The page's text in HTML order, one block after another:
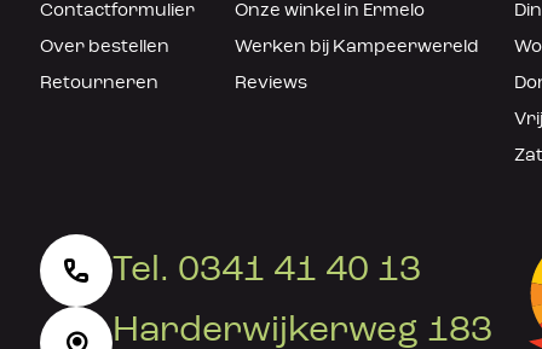
Contactformulier
Over bestellen
Retourneren
Onze winkel in Ermelo
Werken bij Kampeerwereld
Reviews
Tel. 0341 41 40 13
Harderwijkerweg 183